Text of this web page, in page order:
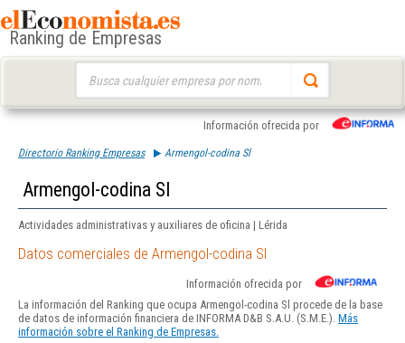
Ranking de Empresas
Información ofrecida por
Directorio Ranking Empresas Armengol-codina Sl
Armengol-codina Sl
Actividades administrativas y auxiliares de oficina | Lérida
Datos comerciales de Armengol-codina Sl
Información ofrecida por
La información del Ranking que ocupa Armengol-codina Sl procede de la base
de datos de información financiera de INFORMA D&B S.A.U. (S.M.E.). Más
información sobre el Ranking de Empresas.